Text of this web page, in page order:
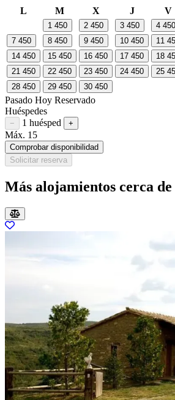
L M X J V
1 450 2 450 3 450 4 450
7 450 8 450 9 450 10 450 11
14 450 15 450 16 450 17 450 18
21 450 22 450 23 450 24 450 25
28 450 29 450 30 450
Pasado Hoy Reservado
Huéspedes
Restar huésped
− 1 huésped Sumar huésped
+
Máx. 15
Comprobar disponibilidad
Solicitar reserva
Más alojamientos cerca de